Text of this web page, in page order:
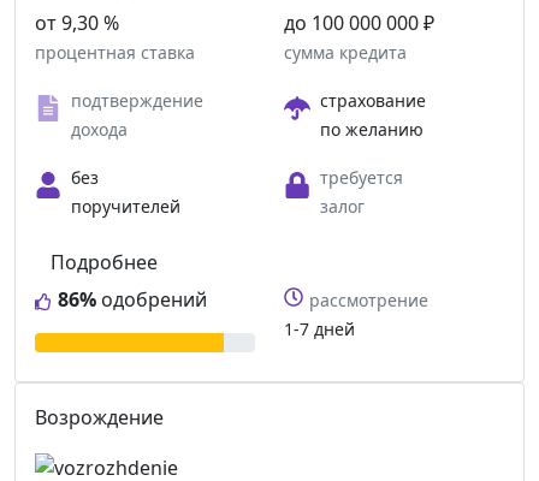
от 9,30 %
процентная ставка
до 100 000 000 ₽
сумма кредита
подтверждение
дохода
страхование
по желанию
без
поручителей
требуется
залог
86% одобрений
Подробнее
рассмотрение
1-7 дней
Возрождение